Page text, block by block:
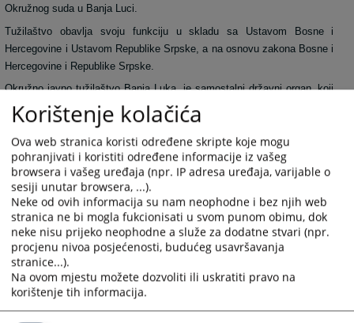
Okružnog suda u Banja Luci.
Tužilaštvo obavlja svoju funkciju u skladu sa Ustavom Bosne i
Hercegovine i Ustavom Republike Srpske, a na osnovu zakona Bosne i
Hercegovine i Republike Srpske.
Okružno javno tužilaštvo Banja Luka je samostalni državni organ, koji
u okviru propisanih prava i dužnosti preduzima zakonom određene
mjere u pogledu otkrivanja i gonjenja učinilaca krivičnih djela i ulaže
pravne lijekove radi zaštite zakonitosti.
U okviru svoje nadležnosti, tužilaštvo štiti ostvarivanje ljudskih prava i
sloboda svih, zagarantovanih ustavom i zakonom i obezbjeđuje
ustavnost i zakonitost.
6942 PREGLEDA
Korištenje kolačića
Ova web stranica koristi određene skripte koje mogu
pohranjivati i koristiti određene informacije iz vašeg
browsera i vašeg uređaja (npr. IP adresa uređaja, varijable o
sesiji unutar browsera, ...).
Neke od ovih informacija su nam neophodne i bez njih web
stranica ne bi mogla fukcionisati u svom punom obimu, dok
neke nisu prijeko neophodne a služe za dodatne stvari (npr.
procjenu nivoa posjećenosti, budućeg usavršavanja
stranice...).
Na ovom mjestu možete dozvoliti ili uskratiti pravo na
korištenje tih informacija.